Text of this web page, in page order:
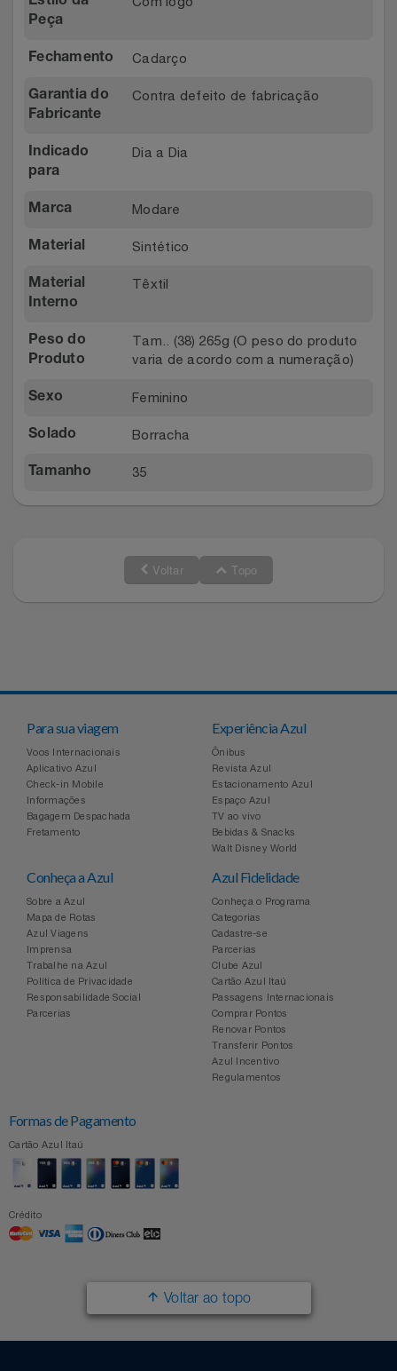
Relógios
Saúde E Bem-Estar
Utilidades Industriais
Vestuário
Stanley Pmi
Top Store
Tramontina
Três Corações
Weconnect
Peça
Fechamento Cadarço
Garantia do
Fabricante
Contra defeito de fabricação
Indicado
para
Dia a Dia
Marca Modare
Material Sintético
Material
Interno
Têxtil
Peso do
Produto
Tam.. (38) 265g (O peso do produto
varia de acordo com a numeração)
Sexo Feminino
Solado Borracha
Tamanho 35
Voltar Topo
Para sua viagem
Voos Internacionais
Aplicativo Azul
Check-in Mobile
Informações
Bagagem Despachada
Fretamento
Experiência Azul
Ônibus
Revista Azul
Estacionamento Azul
Espaço Azul
TV ao vivo
Bebidas & Snacks
Walt Disney World
Conheça a Azul
Sobre a Azul
Mapa de Rotas
Azul Viagens
Imprensa
Trabalhe na Azul
Política de Privacidade
Responsabilidade Social
Parcerias
Azul Fidelidade
Conheça o Programa
Categorias
Cadastre-se
Parcerias
Clube Azul
Cartão Azul Itaú
Passagens Internacionais
Comprar Pontos
Renovar Pontos
Transferir Pontos
Azul Incentivo
Regulamentos
Formas de Pagamento
Cartão Azul Itaú
Crédito
Voltar ao topo